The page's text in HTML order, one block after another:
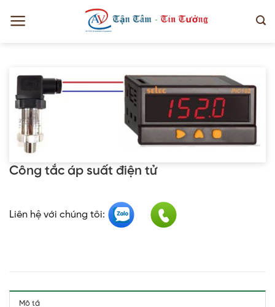
qua
Công tắc áp suất điện tử
Liên hệ với chúng tôi:
Mô tả